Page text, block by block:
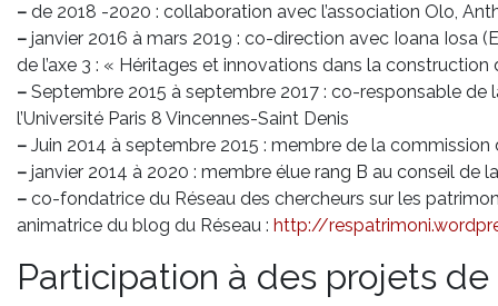
– de 2018 -2020 : collaboration avec l’association Olo,
– janvier 2016 à mars 2019 : co-direction avec Ioana Iosa
de l’axe 3 : « Héritages et innovations dans la construction
– Septembre 2015 à septembre 2017 : co-responsable de
l’Université Paris 8 Vincennes-Saint Denis
– Juin 2014 à septembre 2015 : membre de la commission
– janvier 2014 à 2020 : membre élue rang B au conseil de
– co-fondatrice du Réseau des chercheurs sur les
animatrice du blog du Réseau : http://
Participation à des projets